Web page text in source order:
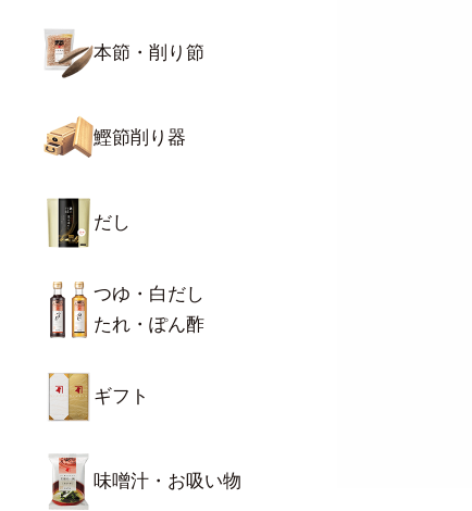
本節・削り節
鰹節削り器
だし
つゆ・白だし
たれ・ぽん酢
ギフト
味噌汁・お吸い物